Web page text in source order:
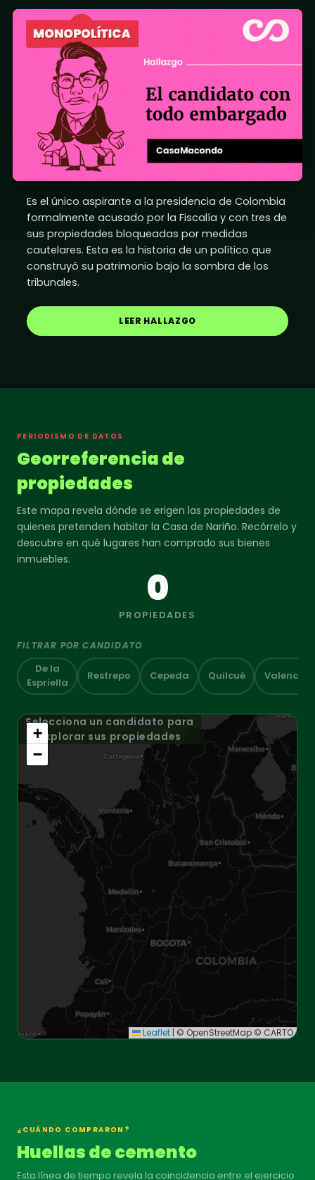
Es el único aspirante a la presidencia de Colombia
formalmente acusado por la Fiscalía y con tres de
sus propiedades bloqueadas por medidas
cautelares. Esta es la historia de un político que
construyó su patrimonio bajo la sombra de los
tribunales.
LEER HALLAZGO
PERIODISMO DE DATOS
Georreferencia de
propiedades
Este mapa revela dónde se erigen las propiedades de
quienes pretenden habitar la Casa de Nariño. Recórrelo y
descubre en qué lugares han comprado sus bienes
inmuebles.
0
PROPIEDADES
FILTRAR POR CANDIDATO
De la
Espriella
Restrepo Cepeda Quilcué Valencia
Selecciona un candidato para
explorar sus propiedades
+
−
Leaflet | © OpenStreetMap © CARTO
¿CUÁNDO COMPRARON?
Huellas de cemento
Esta línea de tiempo revela la coincidencia entre el ejercicio